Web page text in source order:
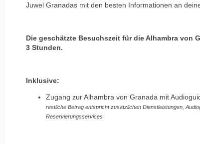
Juwel Granadas mit den besten Informationen an
Die geschätzte Besuchszeit für die Alhambra von
3 Stunden.
Inklusive:
Zugang zur Alhambra von Granada mit
restliche Betrag entspricht zusätzlichen Dienstleistungen,
Reservierungsservices